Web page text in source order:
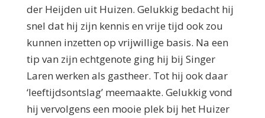
der Heijden uit Huizen. Gelukkig bedacht hij
snel dat hij zijn kennis en vrije tijd ook zou
kunnen inzetten op vrijwillige basis. Na een
tip van zijn echtgenote ging hij bij Singer
Laren werken als gastheer. Tot hij ook daar
‘leeftijdsontslag’ meemaakte. Gelukkig vond
hij vervolgens een mooie plek bij het Huizer